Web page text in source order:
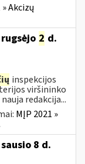
Akcizų
2 d.
inspekcijos
viršininko
redakcija...
MĮP 2021 »
8 d.